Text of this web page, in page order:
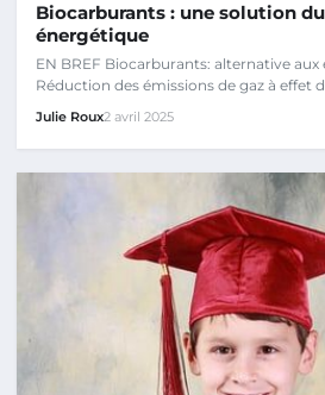
Biocarburants : une solution
énergétique
EN BREF Biocarburants: alternative aux
Réduction des émissions de gaz à effet
Julie Roux2 avril 2025